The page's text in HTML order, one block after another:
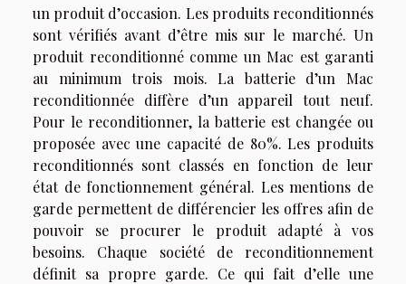
un produit d’occasion. Les produits reconditionnés
sont vérifiés avant d’être mis sur le marché. Un
produit reconditionné comme un Mac est garanti
au minimum trois mois. La batterie d’un Mac
reconditionnée diffère d’un appareil tout neuf.
Pour le reconditionner, la batterie est changée ou
proposée avec une capacité de 80%. Les produits
reconditionnés sont classés en fonction de leur
état de fonctionnement général. Les mentions de
garde permettent de différencier les offres afin de
pouvoir se procurer le produit adapté à vos
besoins. Chaque société de reconditionnement
définit sa propre garde. Ce qui fait d’elle une